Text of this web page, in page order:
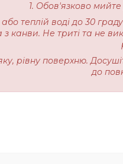
1. Обов'язково
теплій воді до 30
канви. Не триті та не
рівну поверхню.
до